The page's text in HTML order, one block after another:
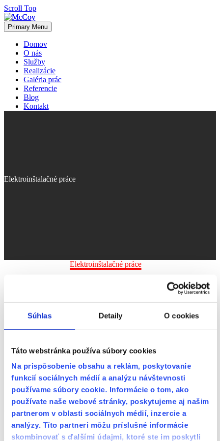
Súhlas Detaily O cookies
Táto webstránka používa súbory cookies
Na prispôsobenie obsahu a reklám, poskytovanie
funkcií sociálnych médií a analýzu návštevnosti
používame súbory cookie. Informácie o tom, ako
používate naše webové stránky, poskytujeme aj našim
partnerom v oblasti sociálnych médií, inzercie a
analýzy. Títo partneri môžu príslušné informácie
skombinovať s ďalšími údajmi, ktoré ste im poskytli
Scroll Top
Primary Menu
Domov
O nás
Služby
Realizácie
Galéria prác
Referencie
Blog
Kontakt
Elektroinštalačné práce
Elektroinštalačné práce
Rrekonštrukciu existujúceho vedenia,
Zabezpečenie projektovej dokumentácie a revíznej správy
Ponúkame montáž interiérového a exteriérového osvetlenia
Výber a dodanie led osvetlenia a senzorového osvetlenia
Odborná a precízna inštalácia a údržba elektroinštalácie je kľúčom k
prevencii havarijných stavov a úspore vašich financií. Zverte tieto
práce do našich rúk a užívajte si bezproblémový chod vašej
domácnosti.